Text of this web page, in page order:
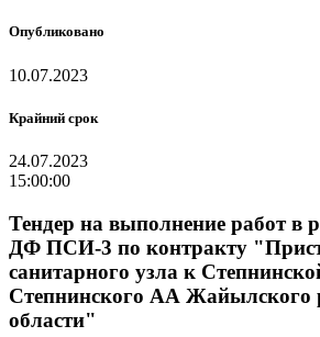
Опубликовано
10.07.2023
Крайний срок
24.07.2023
15:00:00
Тендер на выполнение работ в
ДФ ПСИ-3 по контракту
санитарного узла к
Степнинского АА Жайылского
области"